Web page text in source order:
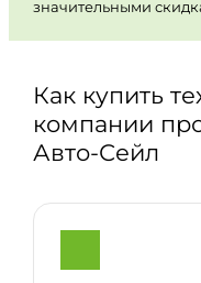
значительными
Как купить
компании
Авто-Сейл